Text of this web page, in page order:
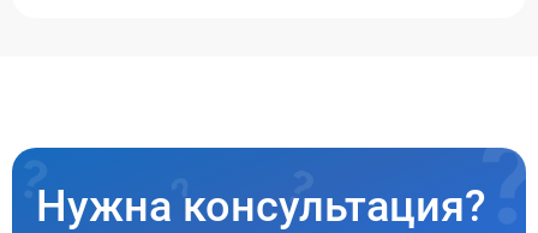
Нужна консультация?